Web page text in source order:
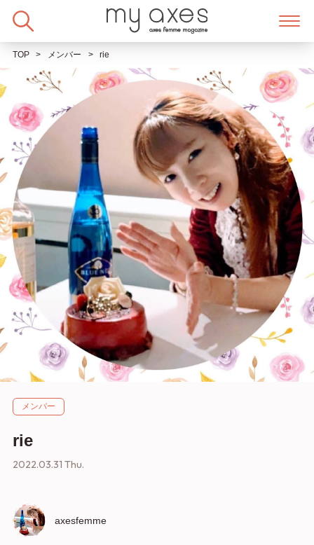
TOP メンバー rie
メンバー
rie
2022.03.31 Thu.
axesfemme